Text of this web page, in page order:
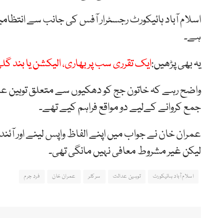
اسلام آباد ہائیکورٹ رجسٹرار آفس کی جانب سے
ہے۔
یہ بھی پڑھیں:ایک تقرری سب پر بھاری، الیکشن یا بند
واضح رہے کہ خاتون جج کو دھکیوں سے متعلق توہین
جمع کروانے کےلیے دو مواقع فراہم کیے تھے۔
عمران خان نے جواب میں اپنے الفاظ واپس لینے اور
لیکن غیر مشروط معافی نہیں مانگی تھی۔
اسلام آباد ہائیکورٹ توہین عدالت سرکلر عمران خان فرد جرم